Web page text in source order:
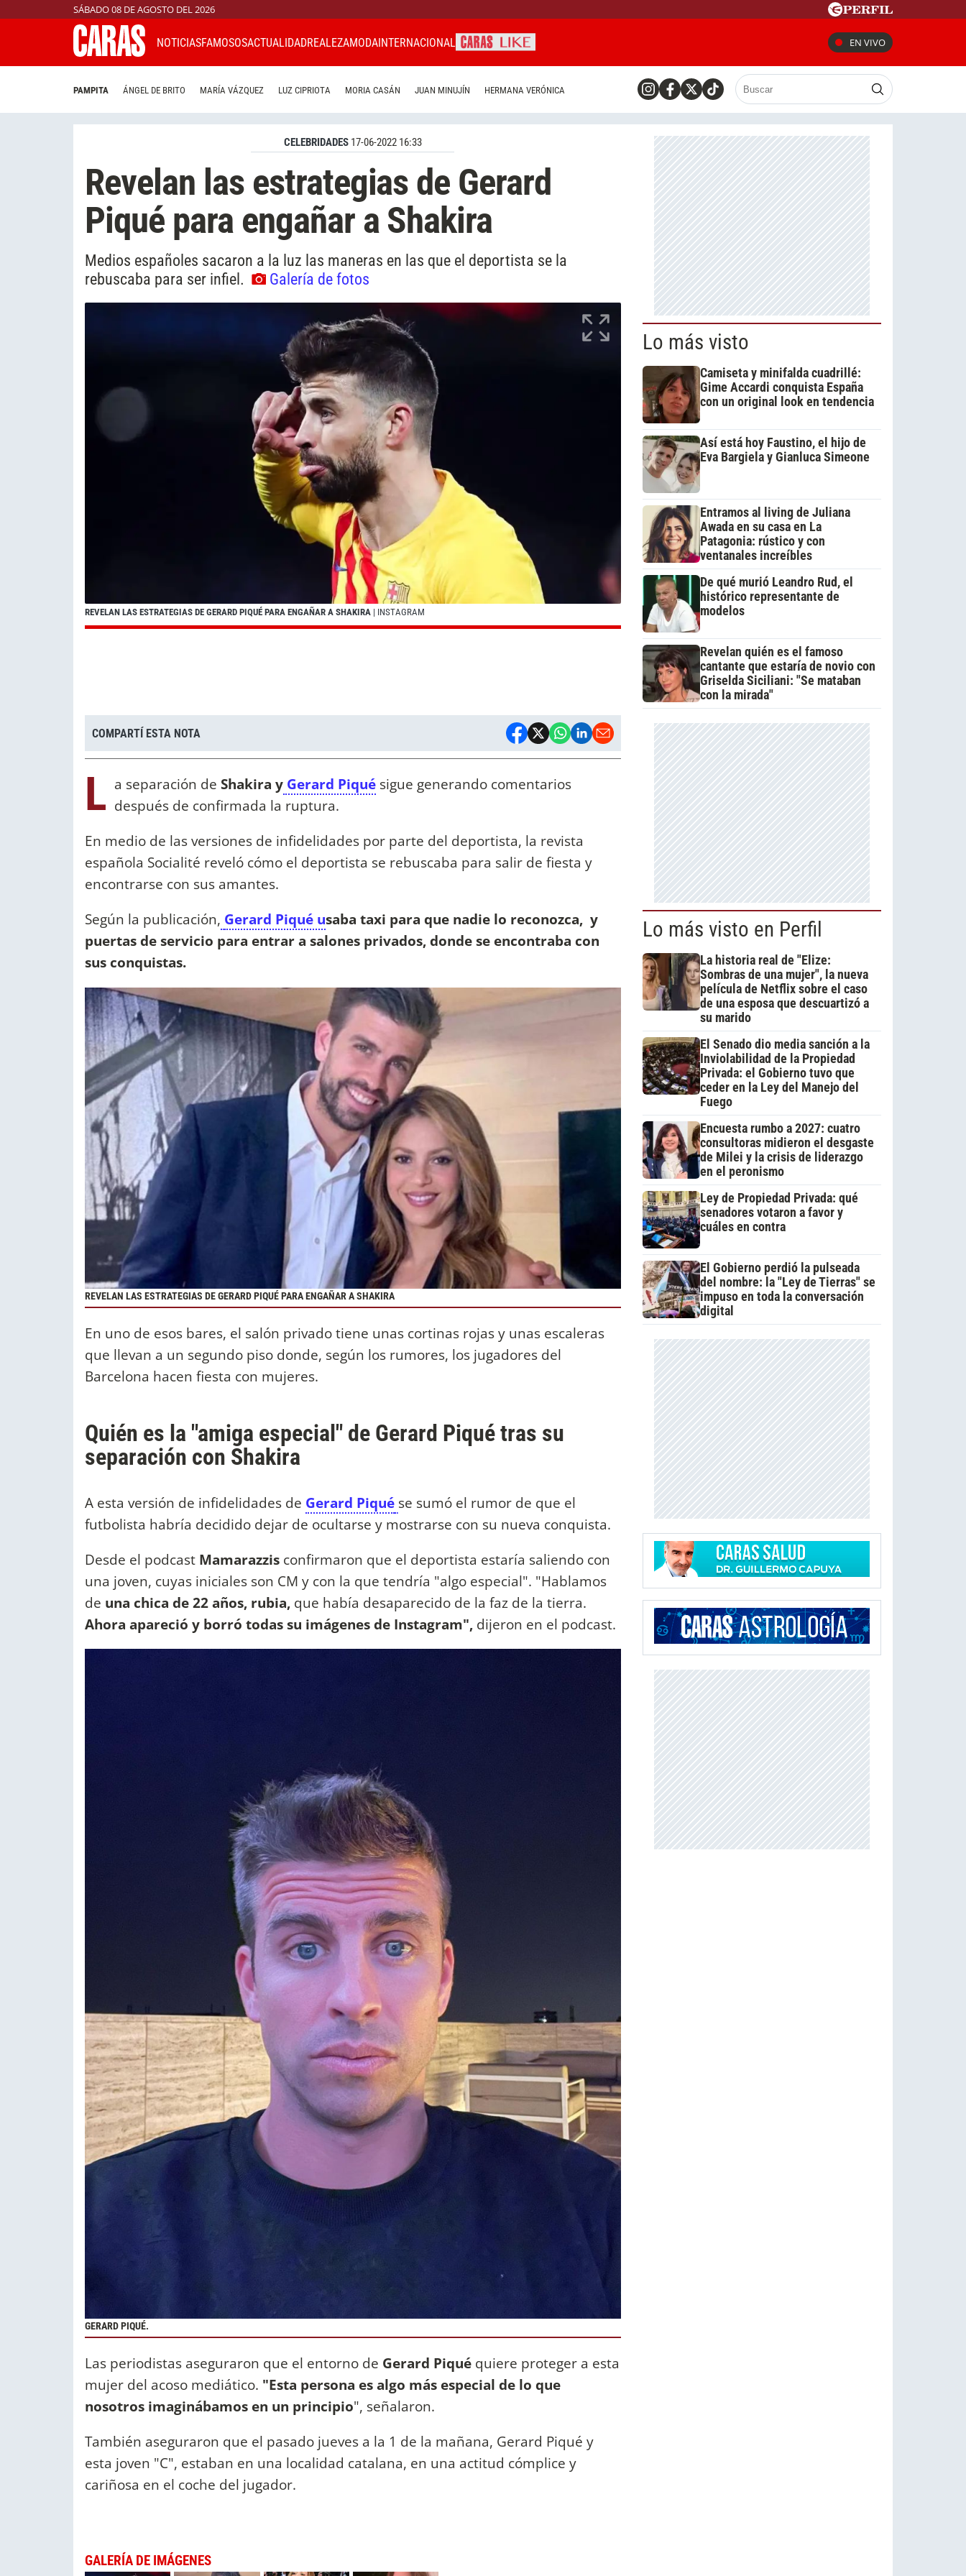
SÁBADO 08 DE AGOSTO DEL 2026
NOTICIASFAMOSOSACTUALIDADREALEZAMODAINTERNACIONAL EN VIVO
PAMPITA ÁNGEL DE BRITO MARÍA VÁZQUEZ LUZ CIPRIOTA MORIA CASÁN JUAN MINUJÍN HERMANA VERÓNICA
CELEBRIDADES 17-06-2022 16:33
Revelan las estrategias de Gerard
Piqué para engañar a Shakira
Medios españoles sacaron a la luz las maneras en las que el deportista se la
rebuscaba para ser infiel.
Galería de fotos
REVELAN LAS ESTRATEGIAS DE GERARD PIQUÉ PARA ENGAÑAR A SHAKIRA | INSTAGRAM
COMPARTÍ ESTA NOTA
L a separación de Shakira y Gerard Piqué sigue generando comentarios
después de confirmada la ruptura.
En medio de las versiones de infidelidades por parte del deportista, la revista
española Socialité reveló cómo el deportista se rebuscaba para salir de fiesta y
encontrarse con sus amantes.
Según la publicación, Gerard Piqué usaba taxi para que nadie lo reconozca, y
puertas de servicio para entrar a salones privados, donde se encontraba con
sus conquistas.
REVELAN LAS ESTRATEGIAS DE GERARD PIQUÉ PARA ENGAÑAR A SHAKIRA
En uno de esos bares, el salón privado tiene unas cortinas rojas y unas escaleras
que llevan a un segundo piso donde, según los rumores, los jugadores del
Barcelona hacen fiesta con mujeres.
Quién es la "amiga especial" de Gerard Piqué tras su
separación con Shakira
A esta versión de infidelidades de Gerard Piqué se sumó el rumor de que el
futbolista habría decidido dejar de ocultarse y mostrarse con su nueva conquista.
Desde el podcast Mamarazzis confirmaron que el deportista estaría saliendo con
una joven, cuyas iniciales son CM y con la que tendría "algo especial". "Hablamos
de una chica de 22 años, rubia, que había desaparecido de la faz de la tierra.
Ahora apareció y borró todas su imágenes de Instagram", dijeron en el podcast.
GERARD PIQUÉ.
Las periodistas aseguraron que el entorno de Gerard Piqué quiere proteger a esta
mujer del acoso mediático. "Esta persona es algo más especial de lo que
nosotros imaginábamos en un principio", señalaron.
También aseguraron que el pasado jueves a la 1 de la mañana, Gerard Piqué y
esta joven "C", estaban en una localidad catalana, en una actitud cómplice y
cariñosa en el coche del jugador.
GALERÍA DE IMÁGENES
Lo más visto
Camiseta y minifalda cuadrillé:
Gime Accardi conquista España
con un original look en tendencia
Así está hoy Faustino, el hijo de
Eva Bargiela y Gianluca Simeone
Entramos al living de Juliana
Awada en su casa en La
Patagonia: rústico y con
ventanales increíbles
De qué murió Leandro Rud, el
histórico representante de
modelos
Revelan quién es el famoso
cantante que estaría de novio con
Griselda Siciliani: "Se mataban
con la mirada"
Lo más visto en Perfil
La historia real de "Elize:
Sombras de una mujer", la nueva
película de Netflix sobre el caso
de una esposa que descuartizó a
su marido
El Senado dio media sanción a la
Inviolabilidad de la Propiedad
Privada: el Gobierno tuvo que
ceder en la Ley del Manejo del
Fuego
Encuesta rumbo a 2027: cuatro
consultoras midieron el desgaste
de Milei y la crisis de liderazgo
en el peronismo
Ley de Propiedad Privada: qué
senadores votaron a favor y
cuáles en contra
El Gobierno perdió la pulseada
del nombre: la "Ley de Tierras" se
impuso en toda la conversación
digital